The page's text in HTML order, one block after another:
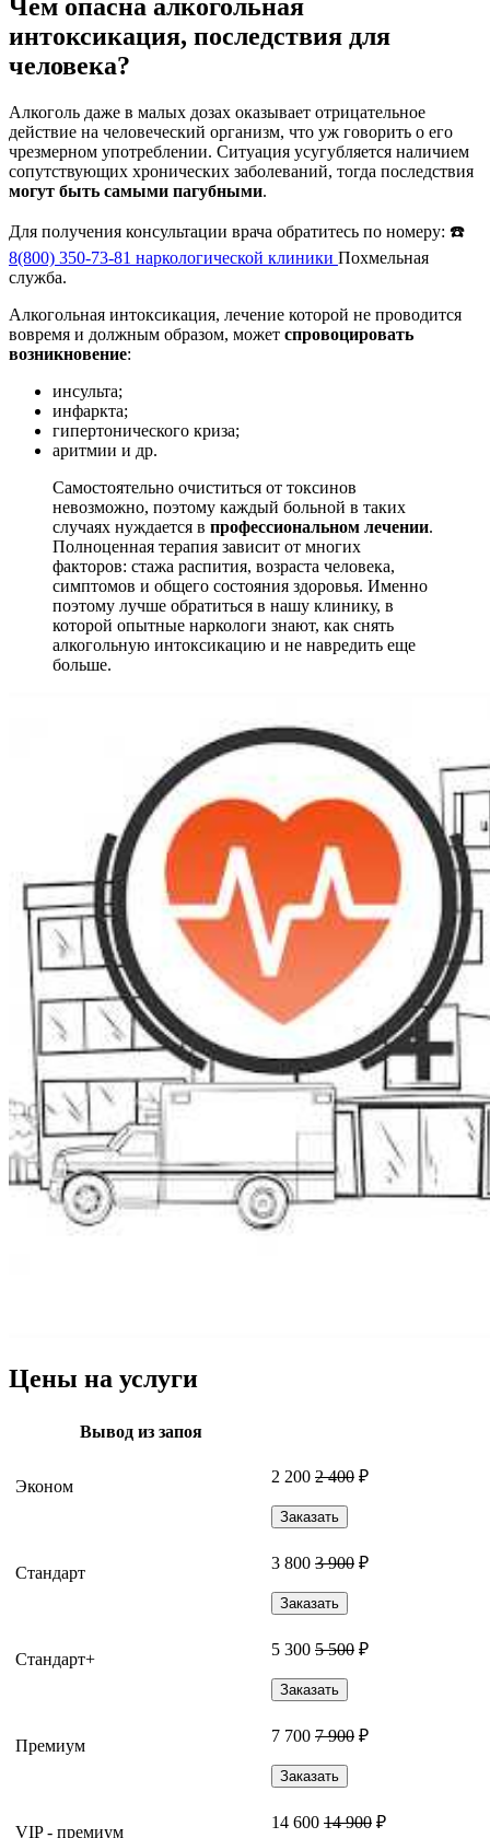
Чем опасна алкогольная
интоксикация, последствия для
человека?
Алкоголь даже в малых дозах оказывает отрицательное
действие на человеческий организм, что уж говорить о его
чрезмерном употреблении. Ситуация усугубляется наличием
сопутствующих хронических заболеваний, тогда последствия
могут быть самыми пагубными.
Для получения консультации врача обратитесь по номеру: ☎️
8(800) 350-73-81 наркологической клиники Похмельная
служба.
Алкогольная интоксикация, лечение которой не проводится
вовремя и должным образом, может спровоцировать
возникновение:
инсульта;
инфаркта;
гипертонического криза;
аритмии и др.
Самостоятельно очиститься от токсинов
невозможно, поэтому каждый больной в таких
случаях нуждается в профессиональном лечении.
Полноценная терапия зависит от многих
факторов: стажа распития, возраста человека,
симптомов и общего состояния здоровья. Именно
поэтому лучше обратиться в нашу клинику, в
которой опытные наркологи знают, как снять
алкогольную интоксикацию и не навредить еще
больше.
Цены на услуги
Вывод из запоя
Эконом
2 200 2 400 ₽
Заказать
Стандарт
3 800 3 900 ₽
Заказать
Стандарт+
5 300 5 500 ₽
Заказать
Премиум
7 700 7 900 ₽
Заказать
VIP - премиум
14 600 14 900 ₽